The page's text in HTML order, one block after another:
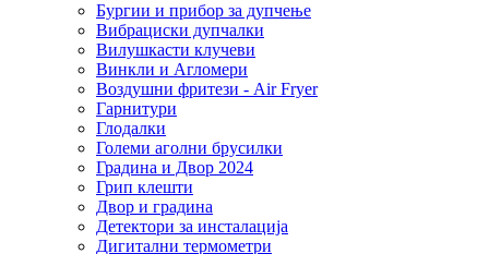
Бургии и прибор за дупчење
Вибрациски дупчалки
Вилушкасти клучеви
Винкли и Агломери
Воздушни фритези - Air Fryer
Гарнитури
Глодалки
Големи аголни брусилки
Градина и Двор 2024
Грип клешти
Двор и градина
Детектори за инсталација
Дигитални термометри